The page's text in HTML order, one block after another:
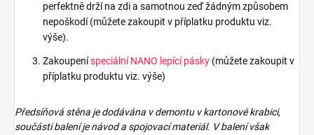
perfektně drží na zdi a samotnou zeď žádným způsobem
nepoškodí (můžete zakoupit v příplatku produktu viz.
výše).
Zakoupeníspeciální NANO lepící pásky (můžete zakoupit v
příplatku produktu viz. výše)
Předsíňová stěna je dodávána v demontu v kartonové krabici,
součásti balení je návod a spojovací materiál. V balení však